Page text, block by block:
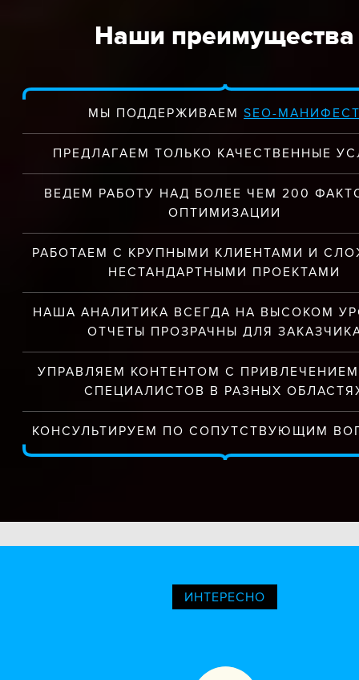
Наши преимущества
МЫ ПОДДЕРЖИВАЕМ SEO-
ПРЕДЛАГАЕМ ТОЛЬКО КАЧЕСТВЕННЫЕ
ВЕДЕМ РАБОТУ НАД БОЛЕЕ ЧЕМ 200
ОПТИМИЗАЦИИ
РАБОТАЕМ С КРУПНЫМИ КЛИЕНТАМИ И
НЕСТАНДАРТНЫМИ ПРОЕКТАМИ
НАША АНАЛИТИКА ВСЕГДА НА ВЫСОКОМ
ОТЧЕТЫ ПРОЗРАЧНЫ ДЛЯ
УПРАВЛЯЕМ КОНТЕНТОМ С
СПЕЦИАЛИСТОВ В РАЗНЫХ
КОНСУЛЬТИРУЕМ ПО СОПУТСТВУЮЩИМ
ИНТЕРЕСНО